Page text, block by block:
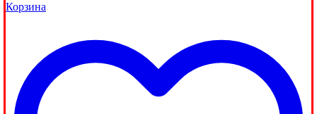
Корзина